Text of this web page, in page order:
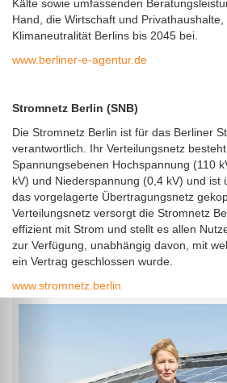
Kälte sowie umfassenden
Hand, die Wirtschaft und
Klimaneutralität Berlins bis 2045 bei.
www.berliner-e-agentur.de
Stromnetz Berlin (SNB)
Die Stromnetz Berlin ist für das Berliner
verantwortlich. Ihr Verteilungsnetz
Spannungsebenen Hochspannung (110
kV) und Niederspannung (0,4 kV) und ist
das vorgelagerte Übertragungsnetz
Verteilungsnetz versorgt die Stromnetz
effizient mit Strom und stellt es allen
zur Verfügung, unabhängig davon, mit
ein Vertrag geschlossen wurde.
www.stromnetz.berlin
Previous